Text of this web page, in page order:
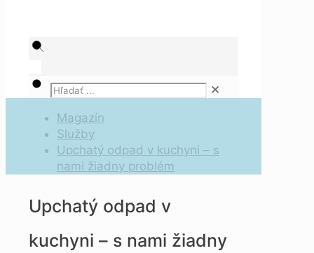
✕
Magazín
Služby
Upchatý odpad v kuchyni – s
nami žiadny problém
Upchatý odpad v
kuchyni – s nami žiadny